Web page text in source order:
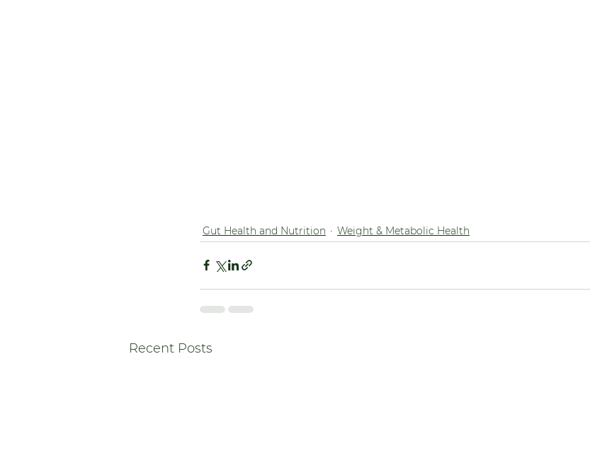
Gut Health and Nutrition Weight & Metabolic Health
Recent Posts